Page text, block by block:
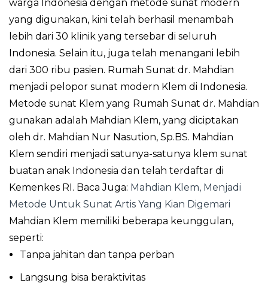
warga Indonesia dengan metode sunat modern
yang digunakan, kini telah berhasil menambah
lebih dari 30 klinik yang tersebar di seluruh
Indonesia. Selain itu, juga telah menangani lebih
dari 300 ribu pasien. Rumah Sunat dr. Mahdian
menjadi pelopor sunat modern Klem di Indonesia.
Metode sunat Klem yang Rumah Sunat dr. Mahdian
gunakan adalah Mahdian Klem, yang diciptakan
oleh dr. Mahdian Nur Nasution, Sp.BS. Mahdian
Klem sendiri menjadi satunya-satunya klem sunat
buatan anak Indonesia dan telah terdaftar di
Kemenkes RI. Baca Juga: Mahdian Klem, Menjadi
Metode Untuk Sunat Artis Yang Kian Digemari
Mahdian Klem memiliki beberapa keunggulan,
seperti:
Tanpa jahitan dan tanpa perban
Langsung bisa beraktivitas